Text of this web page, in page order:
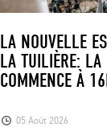
05 Août 2026
LA NOUVELLE
LA TUILIÈRE: LA
COMMENCE À